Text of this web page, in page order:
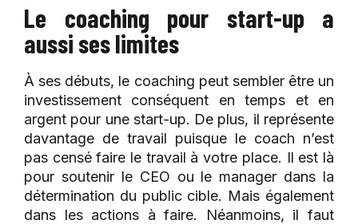
Le coaching pour start-up a
aussi ses limites
À ses débuts, le coaching peut sembler être un
investissement conséquent en temps et en
argent pour une start-up. De plus, il représente
davantage de travail puisque le coach n’est
pas censé faire le travail à votre place. Il est là
pour soutenir le CEO ou le manager dans la
détermination du public cible. Mais également
dans les actions à faire. Néanmoins, il faut